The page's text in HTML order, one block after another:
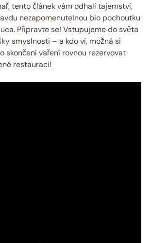
tento článek vám odhalí tajemství,
nezapomenutelnou bio pochoutku
Připravte se! Vstupujeme do světa
smyslnosti – a kdo ví, možná si
skončení vaření rovnou rezervovat
restauraci!